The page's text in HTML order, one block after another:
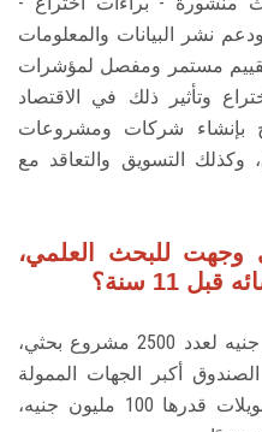
نشر البيانات والمعلومات
تقييم مستمر ومفصل لمؤشرات
وتأثير ذلك في الاقتصاد
بإنشاء شركات ومشروعات
وكذلك التسويق والتعاقد مع
وجهت للبحث العلمي،
11 سنة؟
- بلغ إجمالي التمويلات 1.9 مليار جنيه لعدد 2500 مشروع بحثي،
ويعد الصندوق أكبر الجهات الممولة
للبحث العلمي في مصر، بدأ بتمويلات قدرها 100 مليون جنيه،